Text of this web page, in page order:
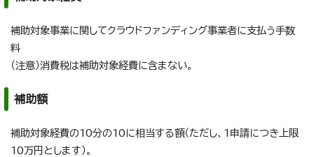
補助対象事業に関してクラウドファンディング事業者に支払う手数
料
（注意）消費税は補助対象経費に含まない。
補助額
補助対象経費の10分の10に相当する額（ただし、1申請につき上限
10万円とします）。